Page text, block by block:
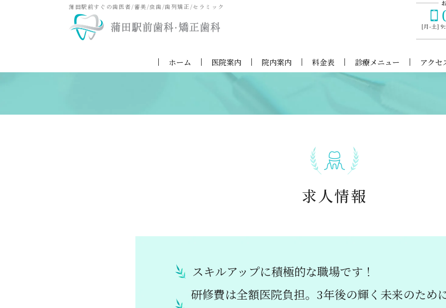
蒲田駅前すぐの歯医者/審美/虫歯/歯列矯正/セラミック
ホーム 医院案内 院内案内 料金表 診療メニュー アクセ
求人情報
スキルアップに積極的な職場です！
研修費は全額医院負担。3年後の輝く未来のため